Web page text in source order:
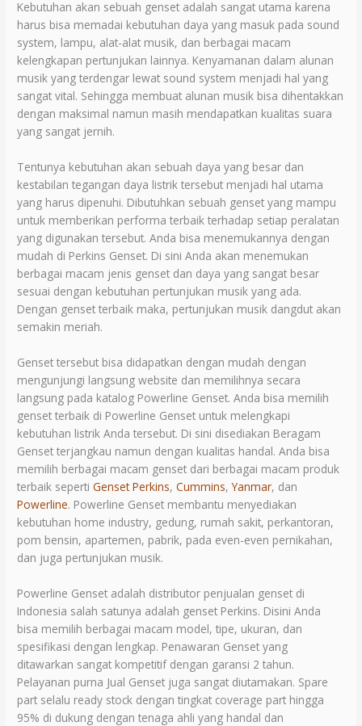
Kebutuhan akan sebuah genset adalah sangat utama karena
harus bisa memadai kebutuhan daya yang masuk pada sound
system, lampu, alat-alat musik, dan berbagai macam
kelengkapan pertunjukan lainnya. Kenyamanan dalam alunan
musik yang terdengar lewat sound system menjadi hal yang
sangat vital. Sehingga membuat alunan musik bisa dihentakkan
dengan maksimal namun masih mendapatkan kualitas suara
yang sangat jernih.
Tentunya kebutuhan akan sebuah daya yang besar dan
kestabilan tegangan daya listrik tersebut menjadi hal utama
yang harus dipenuhi. Dibutuhkan sebuah genset yang mampu
untuk memberikan performa terbaik terhadap setiap peralatan
yang digunakan tersebut. Anda bisa menemukannya dengan
mudah di Perkins Genset. Di sini Anda akan menemukan
berbagai macam jenis genset dan daya yang sangat besar
sesuai dengan kebutuhan pertunjukan musik yang ada.
Dengan genset terbaik maka, pertunjukan musik dangdut akan
semakin meriah.
Genset tersebut bisa didapatkan dengan mudah dengan
mengunjungi langsung website dan memilihnya secara
langsung pada katalog Powerline Genset. Anda bisa memilih
genset terbaik di Powerline Genset untuk melengkapi
kebutuhan listrik Anda tersebut. Di sini disediakan Beragam
Genset terjangkau namun dengan kualitas handal. Anda bisa
memilih berbagai macam genset dari berbagai macam produk
terbaik sepertiGenset Perkins,Cummins,Yanmar, dan
Powerline. Powerline Genset membantu menyediakan
kebutuhan home industry, gedung, rumah sakit, perkantoran,
pom bensin, apartemen, pabrik, pada even-even pernikahan,
dan juga pertunjukan musik.
Powerline Genset adalah distributor penjualan genset di
Indonesia salah satunya adalah genset Perkins. Disini Anda
bisa memilih berbagai macam model, tipe, ukuran, dan
spesifikasi dengan lengkap. Penawaran Genset yang
ditawarkan sangat kompetitif dengan garansi 2 tahun.
Pelayanan purna Jual Genset juga sangat diutamakan. Spare
part selalu ready stock dengan tingkat coverage part hingga
95% di dukung dengan tenaga ahli yang handal dan